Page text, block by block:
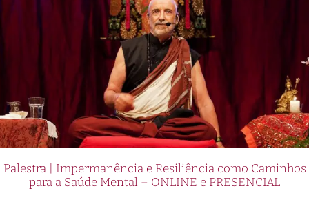
Palestra | Impermanência e Resiliência como Caminhos
para a Saúde Mental – ONLINE e PRESENCIAL